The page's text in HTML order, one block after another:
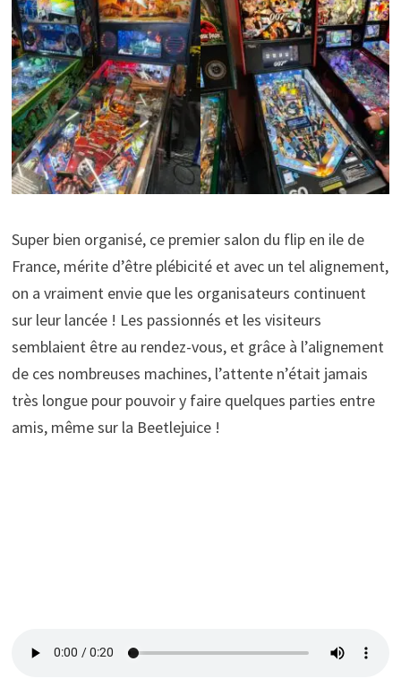
Super bien organisé, ce premier salon du flip en ile de
France, mérite d’être plébicité et avec un tel alignement,
on a vraiment envie que les organisateurs continuent
sur leur lancée ! Les passionnés et les visiteurs
semblaient être au rendez-vous, et grâce à l’alignement
de ces nombreuses machines, l’attente n’était jamais
très longue pour pouvoir y faire quelques parties entre
amis, même sur la Beetlejuice !